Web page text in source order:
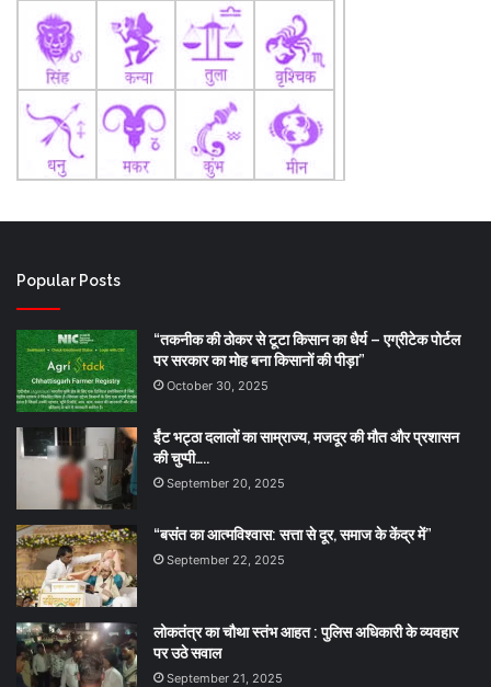
Popular Posts
“तकनीक की ठोकर से टूटा किसान का धैर्य – एग्रीटेक पोर्टल
पर सरकार का मोह बना किसानों की पीड़ा”
October 30, 2025
ईंट भट्ठा दलालों का साम्राज्य, मजदूर की मौत और प्रशासन
की चुप्पी…..
September 20, 2025
“बसंत का आत्मविश्वास: सत्ता से दूर, समाज के केंद्र में”
September 22, 2025
लोकतंत्र का चौथा स्तंभ आहत : पुलिस अधिकारी के व्यवहार
पर उठे सवाल
September 21, 2025